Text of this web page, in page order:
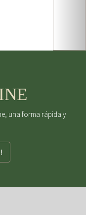
una forma rápida y